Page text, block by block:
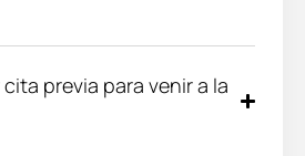
previa para venir a la